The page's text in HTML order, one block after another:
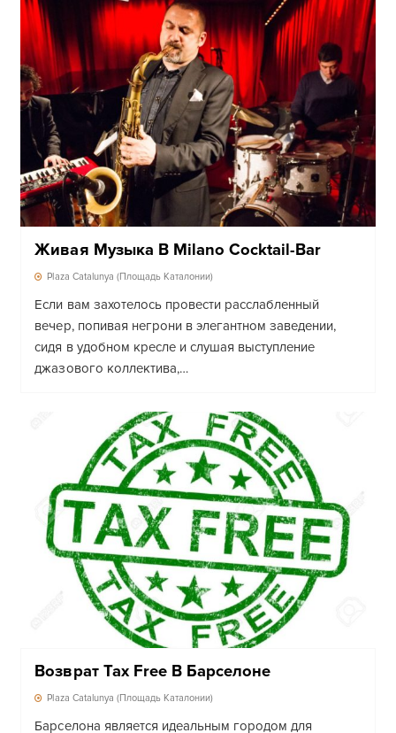
Живая Музыка В Milano Cocktail-Bar
Plaza Catalunya (Площадь Каталонии)
Если вам захотелось провести расслабленный
вечер, попивая негрони в элегантном заведении,
сидя в удобном кресле и слушая выступление
джазового коллектива,…
Возврат Tax Free В Барселоне
Plaza Catalunya (Площадь Каталонии)
Барселона является идеальным городом для